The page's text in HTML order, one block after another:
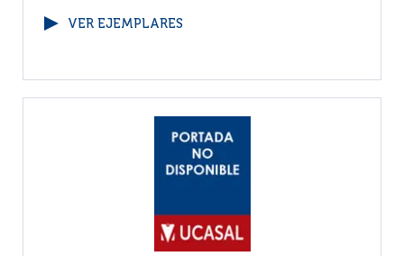
VER EJEMPLARES